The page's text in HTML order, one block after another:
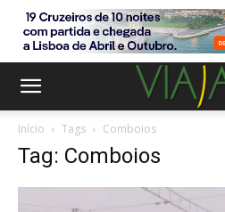
Início Tags Comboios
Tag: Comboios